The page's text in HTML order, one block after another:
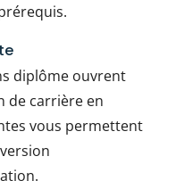
diplôme ouvrent
de carrière en
vous permettent